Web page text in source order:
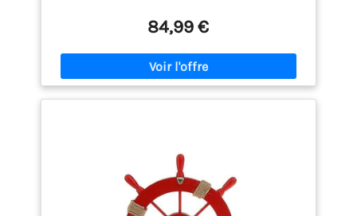
tamisage, il filtre efficacement la poussière et les
et un tamis central en acier, ce coffre à pellets vous
permet de manipuler vos granulés de bois
facilement tout en retenant les impuretés.
Avec
sa finition en acier noir mat, son couvercle en bois
Fabriqué en acier résistant de 0,35
mm et doté de poignées solides en corde tressée,
ce bac à granulés est à la fois durable et facile à
transporter. Son poids total de seulement 3,6 kg
84,99 €